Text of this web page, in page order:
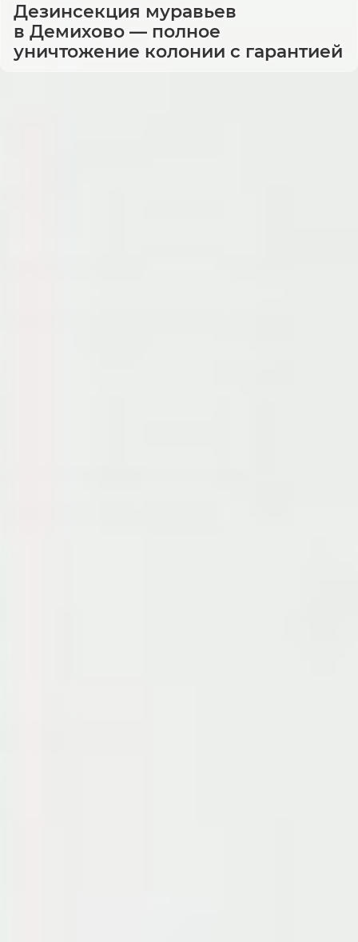
Дезинсекция муравьев
в Демихово — полное
уничтожение колонии с гарантией